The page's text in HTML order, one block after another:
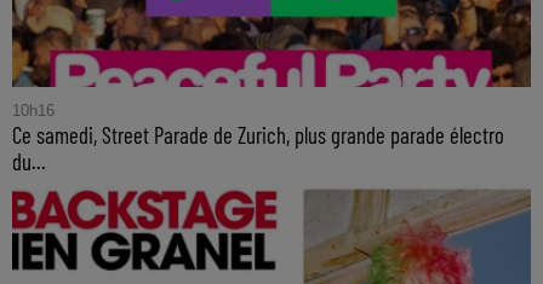
10h16
Ce samedi, Street Parade de Zurich, plus grande parade électro
du...